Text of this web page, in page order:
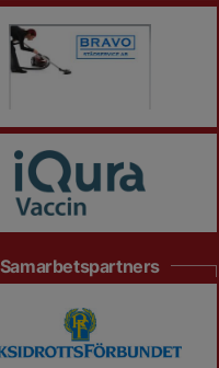
Samarbetspartners